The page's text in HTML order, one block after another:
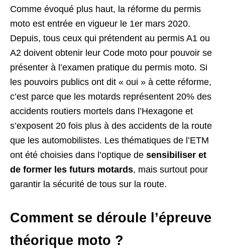
Comme évoqué plus haut, la réforme du permis
moto est entrée en vigueur le 1er mars 2020.
Depuis, tous ceux qui prétendent au permis A1 ou
A2 doivent obtenir leur Code moto pour pouvoir se
présenter à l’examen pratique du permis moto. Si
les pouvoirs publics ont dit « oui » à cette réforme,
c’est parce que les motards représentent 20% des
accidents routiers mortels dans l’Hexagone et
s’exposent 20 fois plus à des accidents de la route
que les automobilistes. Les thématiques de l’ETM
ont été choisies dans l’optique de sensibiliser et
de former les futurs motards, mais surtout pour
garantir la sécurité de tous sur la route.
Comment se déroule l’épreuve
théorique moto ?